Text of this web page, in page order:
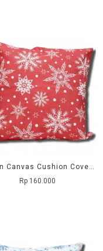
Cotton Canvas Cushion Cover Merah bintang putih
Rp 160.000